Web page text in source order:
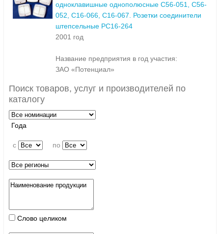
одноклавишные однополюсные С56-051, С56-
052, С16-066, С16-067. Розетки соединители
штепсельные РС16-264
2001 год
Название предприятия в год участия:
ЗАО «Потенциал»
Поиск товаров, услуг и производителей по
каталогу
Года
c по
Слово целиком